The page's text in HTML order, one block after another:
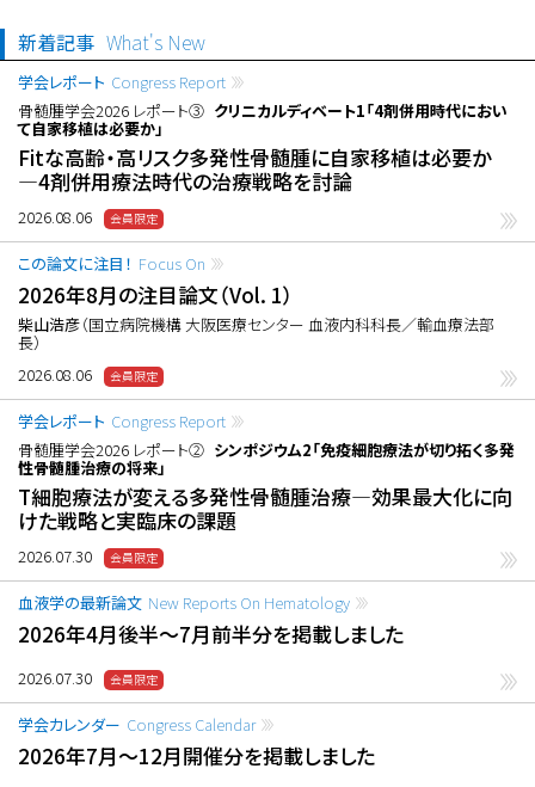
新着記事 What's New
学会レポート Congress Report
骨髄腫学会2026 レポート③ クリニカルディベート1「4剤併用時代におい
て自家移植は必要か」
Fitな高齢・高リスク多発性骨髄腫に自家移植は必要か
―4剤併用療法時代の治療戦略を討論
2026.08.06
この論文に注目！ Focus On
2026年8月の注目論文（Vol. 1）
柴山浩彦（国立病院機構 大阪医療センター 血液内科科長／輸血療法部
長）
2026.08.06
学会レポート Congress Report
骨髄腫学会2026 レポート② シンポジウム2「免疫細胞療法が切り拓く多発
性骨髄腫治療の将来」
T細胞療法が変える多発性骨髄腫治療―効果最大化に向
けた戦略と実臨床の課題
2026.07.30
血液学の最新論文 New Reports On Hematology
2026年4月後半〜7月前半分を掲載しました
2026.07.30
学会カレンダー Congress Calendar
2026年7月〜12月開催分を掲載しました